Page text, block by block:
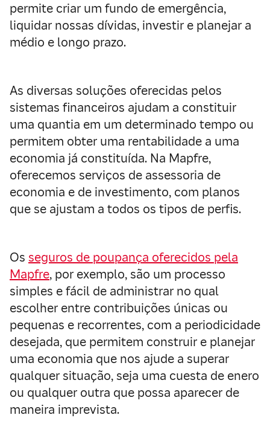
permite criar um fundo de emergência,
liquidar nossas dívidas, investir e planejar a
médio e longo prazo.
As diversas soluções oferecidas pelos
sistemas financeiros ajudam a constituir
uma quantia em um determinado tempo ou
permitem obter uma rentabilidade a uma
economia já constituída. Na Mapfre,
oferecemos serviços de assessoria de
economia e de investimento, com planos
que se ajustam a todos os tipos de perfis.
Os seguros de poupança oferecidos pela
Mapfre, por exemplo, são um processo
simples e fácil de administrar no qual
escolher entre contribuições únicas ou
pequenas e recorrentes, com a periodicidade
desejada, que permitem construir e planejar
uma economia que nos ajude a superar
qualquer situação, seja uma cuesta de enero
ou qualquer outra que possa aparecer de
maneira imprevista.